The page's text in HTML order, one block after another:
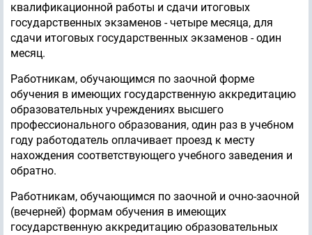
квалификационной работы и сдачи итоговых
государственных экзаменов - четыре месяца, для
сдачи итоговых государственных экзаменов - один
месяц.
Работникам, обучающимся по заочной форме
обучения в имеющих государственную аккредитацию
образовательных учреждениях высшего
профессионального образования, один раз в учебном
году работодатель оплачивает проезд к месту
нахождения соответствующего учебного заведения и
обратно.
Работникам, обучающимся по заочной и очно-заочной
(вечерней) формам обучения в имеющих
государственную аккредитацию образовательных